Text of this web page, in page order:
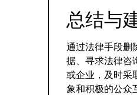
总结与
通过法律手段删
据、寻求法律咨
或企业，及时采
象和积极的公众